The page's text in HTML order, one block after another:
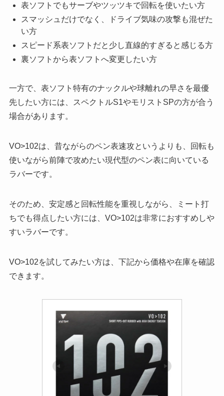
表ソフトでもサーブやツッツキで回転を使いたい方
スマッシュだけでなく、ドライブ気味の攻撃も混ぜた
い方
スピード系表ソフトだと少し直線的すぎると感じる方
裏ソフトから表ソフトへ変更したい方
一方で、表ソフト特有のナックルや球離れの早さを最優
先したい方には、スペクトルS1やモリストSPの方が合う
場合があります。
VO>102は、昔ながらのペン表速攻というよりも、回転も
使いながら前陣で攻めたい現代型のペン表に向いている
ラバーです。
そのため、安定感と回転性能を重視しながら、ミート打
ちでも得点したい方には、VO>102は非常におすすめしや
すいラバーです。
VO>102を試してみたい方は、下記から価格や在庫を確認
できます。